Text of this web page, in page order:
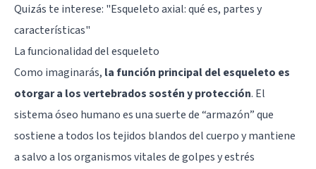
Quizás te interese: "Esqueleto axial: qué es, partes y
características"
La funcionalidad del esqueleto
Como imaginarás, la función principal del esqueleto es
otorgar a los vertebrados sostén y protección. El
sistema óseo humano es una suerte de “armazón” que
sostiene a todos los tejidos blandos del cuerpo y mantiene
a salvo a los organismos vitales de golpes y estrés